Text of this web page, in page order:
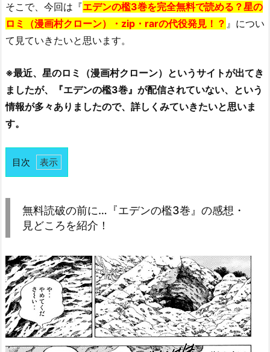
そこで、今回は『エデンの檻3巻を完全無料で読める？星の
ロミ（漫画村クローン）・zip・rarの代役発見！？ 』につい
て見ていきたいと思います。
※最近、星のロミ（漫画村クローン）というサイトが出てき
ましたが、『エデンの檻3巻』が配信されていない、という
情報が多々ありましたので、詳しくみていきたいと思いま
す。
目次
1.
前
に…
『エ
デ
ン
の
無料読破の前に…『エデンの檻3巻』の感想・
見どころを紹介！